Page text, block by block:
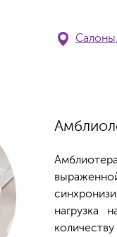
нагрузка